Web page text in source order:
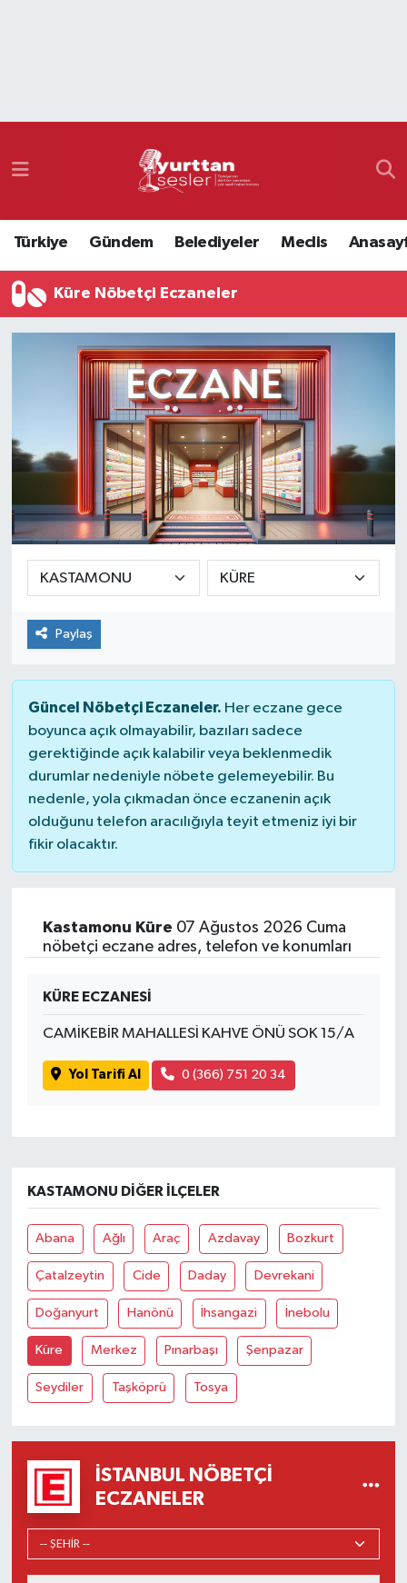
Türkiye Gündem Belediyeler Meclis
Küre Nöbetçi Eczaneler
Paylaş
Güncel Nöbetçi Eczaneler. Her eczane gece
boyunca açık olmayabilir, bazıları sadece
gerektiğinde açık kalabilir veya beklenmedik
durumlar nedeniyle nöbete gelemeyebilir. Bu
nedenle, yola çıkmadan önce eczanenin açık
olduğunu telefon aracılığıyla teyit etmeniz iyi bir
fikir olacaktır.
Kastamonu Küre 07 Ağustos 2026 Cuma
nöbetçi eczane adres, telefon ve konumları
KÜRE ECZANESİ
CAMİKEBİR MAHALLESİ KAHVE ÖNÜ SOK 15/A
Yol Tarifi Al 0 (366) 751 20 34
KASTAMONU DIĞER İLÇELER
Abana Ağlı Araç Azdavay Bozkurt
Çatalzeytin Cide Daday Devrekani
Doğanyurt Hanönü İhsangazi İnebolu
Küre Merkez Pınarbaşı Şenpazar
Seydiler Taşköprü Tosya
İSTANBUL NÖBETÇI
ECZANELER
Namaz Vakitleri
Süper Lig Puan Durumu ve Fikstür
Tüm Manşetler
Son Dakika Haberleri
Haber Arşivi